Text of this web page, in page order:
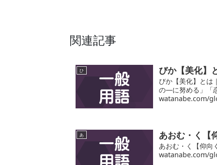
関連記事
ひ びか【美化】
びか【美化】とは
の―に努める」
watanabe.com/
あ あおむ・く【
あおむ・く【仰
watanabe.com/